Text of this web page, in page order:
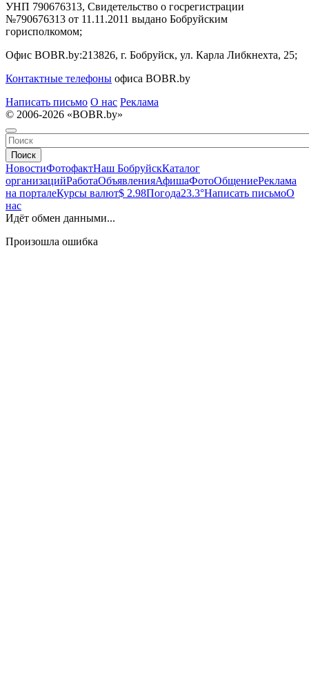
УНП 790676313, Свидетельство о госрегистрации
№790676313 от 11.11.2011 выдано Бобруйским
горисполкомом;
Офис BOBR.by:213826, г. Бобруйск, ул. Карла Либкнехта, 25;
Контактные телефоны офиса BOBR.by
Написать письмо О нас Реклама
© 2006-2026 «BOBR.by»
Поиск
НовостиФотофактНаш БобруйскКаталог
организацийРаботаОбъявленияАфишаФотоОбщениеРеклама
на порталеКурсы валют$ 2.98Погода23.3°Написать письмоО
нас
Идёт обмен данными...
Произошла ошибка